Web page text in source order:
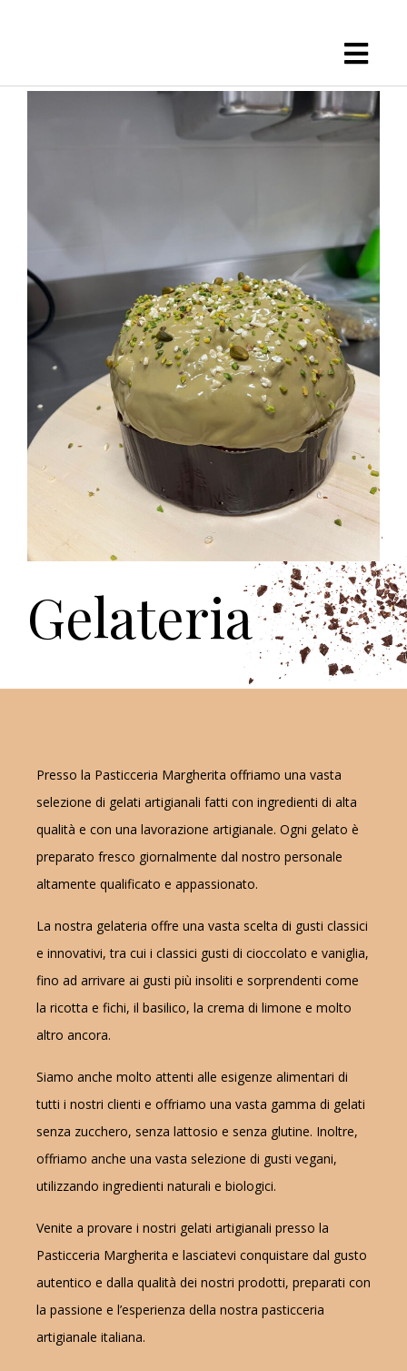
Gelateria
Presso la Pasticceria Margherita offriamo una vasta
selezione di gelati artigianali fatti con ingredienti di alta
qualità e con una lavorazione artigianale. Ogni gelato è
preparato fresco giornalmente dal nostro personale
altamente qualificato e appassionato.
La nostra gelateria offre una vasta scelta di gusti classici
e innovativi, tra cui i classici gusti di cioccolato e vaniglia,
fino ad arrivare ai gusti più insoliti e sorprendenti come
la ricotta e fichi, il basilico, la crema di limone e molto
altro ancora.
Siamo anche molto attenti alle esigenze alimentari di
tutti i nostri clienti e offriamo una vasta gamma di gelati
senza zucchero, senza lattosio e senza glutine. Inoltre,
offriamo anche una vasta selezione di gusti vegani,
utilizzando ingredienti naturali e biologici.
Venite a provare i nostri gelati artigianali presso la
Pasticceria Margherita e lasciatevi conquistare dal gusto
autentico e dalla qualità dei nostri prodotti, preparati con
la passione e l’esperienza della nostra pasticceria
artigianale italiana.